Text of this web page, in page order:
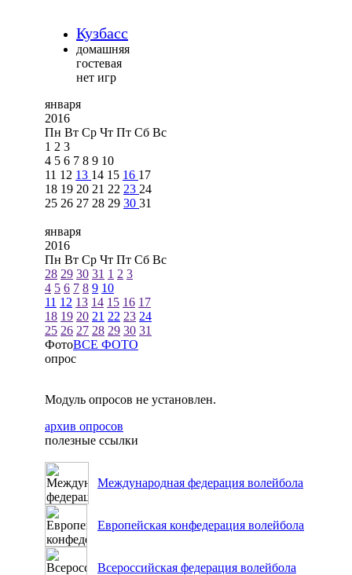
Кузбасс
домашняя
гостевая
нет игр
января
2016
Пн Вт Ср Чт Пт Сб Вс
1 2 3
4 5 6 7 8 9 10
11 12 13 14 15 16 17
18 19 20 21 22 23 24
25 26 27 28 29 30 31
января
2016
Пн Вт Ср Чт Пт Сб Вс
28 29 30 31 1 2 3
4 5 6 7 8 9 10
11 12 13 14 15 16 17
18 19 20 21 22 23 24
25 26 27 28 29 30 31
ФотоВСЕ ФОТО
опрос
Модуль опросов не установлен.
архив опросов
полезные ссылки
Международная федерация волейбола
Европейская конфедерация волейбола
Всероссийская федерация волейбола